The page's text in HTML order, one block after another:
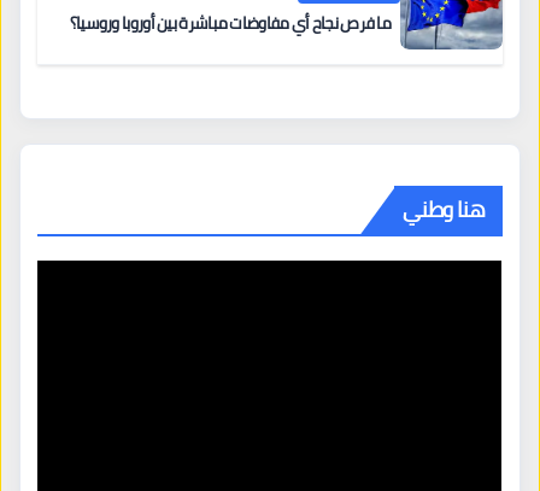
ما فرص نجاح أي مفاوضات مباشرة بين أوروبا وروسيا؟
هنا وطني